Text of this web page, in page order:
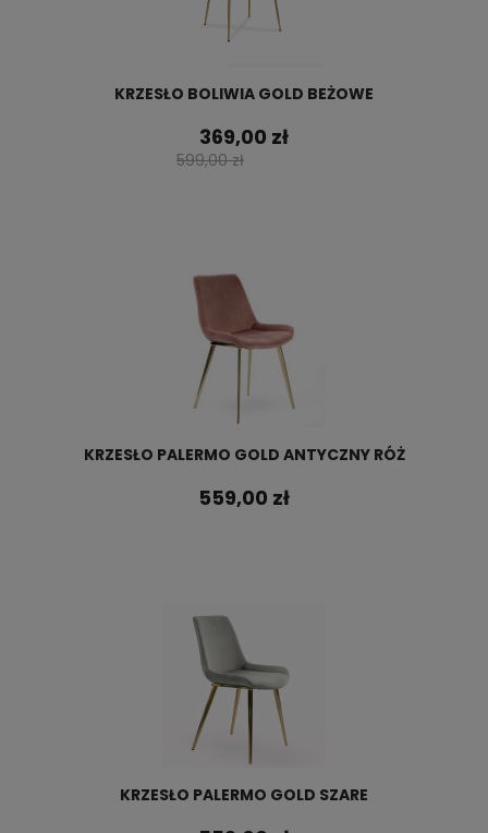
KRZESŁO BOLIWIA GOLD BEŻOWE
369,00 zł
599,00 zł
KRZESŁO PALERMO GOLD ANTYCZNY RÓŻ
559,00 zł
KRZESŁO PALERMO GOLD SZARE